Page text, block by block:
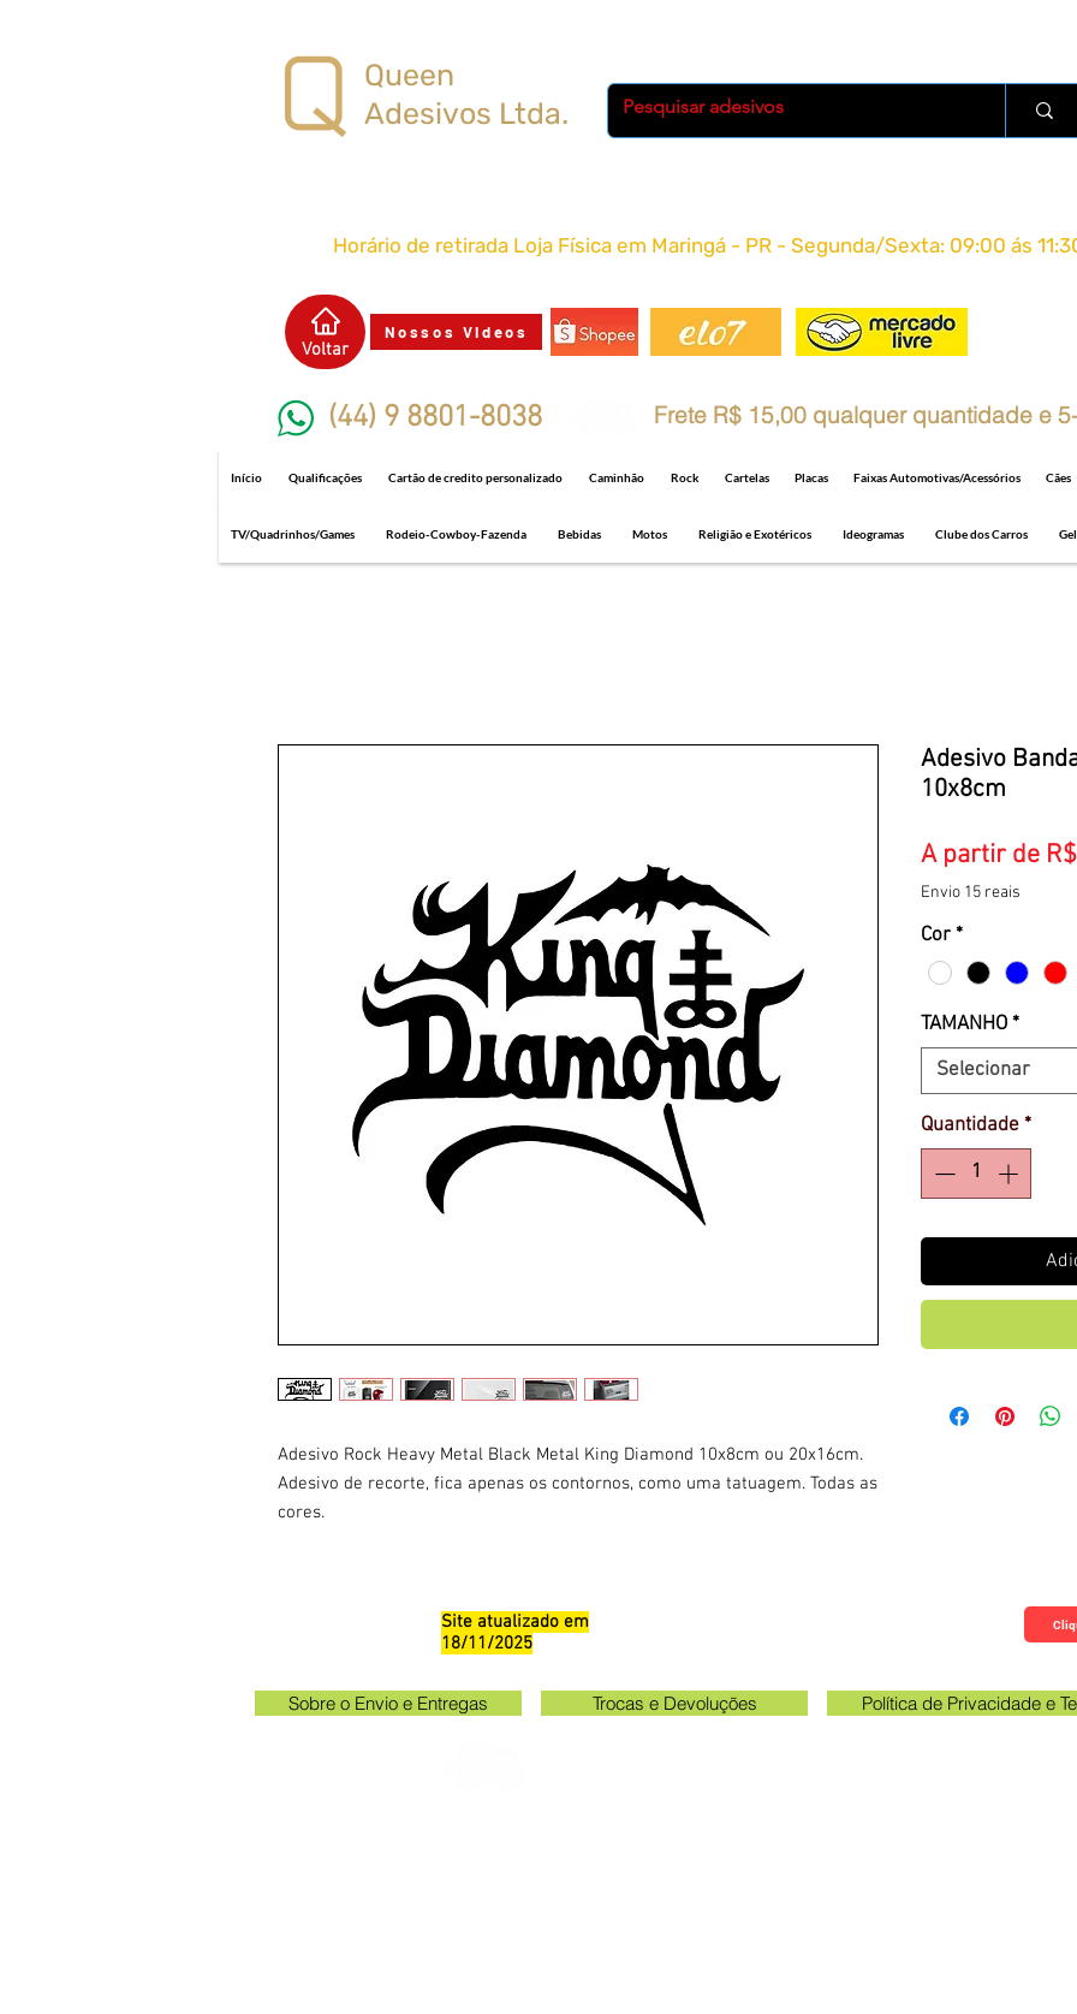
Queen
Adesivos Ltda.
Horário de retirada Loja Física em Maringá - PR - Segunda/Sexta: 09:00 ás
Voltar
Nossos Videos
(44) 9 8801-8038 Frete R$ 15,00 qualquer quantidade e
Início Qualificações Cartão de credito personalizado Caminhão Rock Cartelas Placas Faixas Automotivas/Acessórios Cães
TV/Quadrinhos/Games Rodeio-Cowboy-Fazenda Bebidas Motos Religião e Exotéricos Ideogramas Clube dos Carros
Adesivo Rock Heavy Metal Black Metal King Diamond 10x8cm ou 20x16cm.
Adesivo de recorte, fica apenas os contornos, como uma tatuagem. Todas as
cores.
Adesivo
10x8cm
A partir de
Envio 15 reais
Cor *
TAMANHO *
Selecionar
Quantidade *
Site atualizado em
18/11/2025
Sobre o Envio e Entregas Trocas e Devoluções Política de Privacidade e